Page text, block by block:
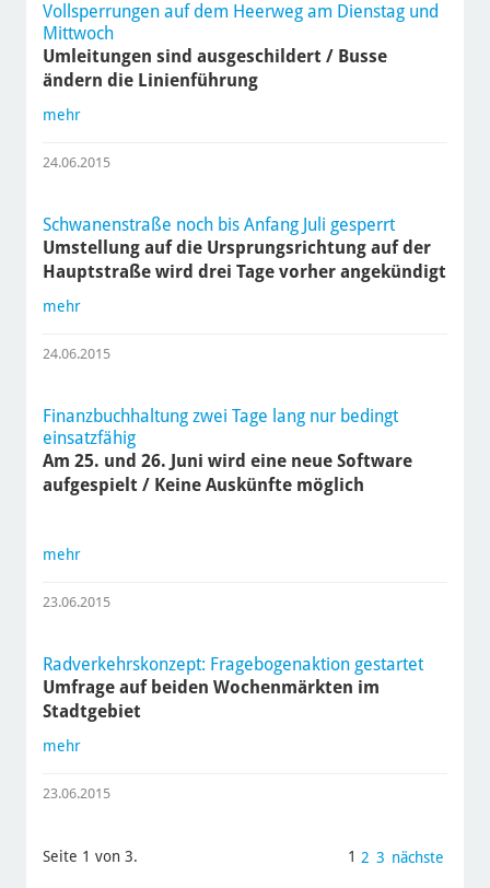
Vollsperrungen auf dem Heerweg am Dienstag und
Mittwoch
Umleitungen sind ausgeschildert / Busse
ändern die Linienführung
mehr
24.06.2015
Schwanenstraße noch bis Anfang Juli gesperrt
Umstellung auf die Ursprungsrichtung auf der
Hauptstraße wird drei Tage vorher angekündigt
mehr
24.06.2015
Finanzbuchhaltung zwei Tage lang nur bedingt
einsatzfähig
Am 25. und 26. Juni wird eine neue Software
aufgespielt / Keine Auskünfte möglich
mehr
23.06.2015
Radverkehrskonzept: Fragebogenaktion gestartet
Umfrage auf beiden Wochenmärkten im
Stadtgebiet
mehr
23.06.2015
Seite 1 von 3. 1 2 3 nächste